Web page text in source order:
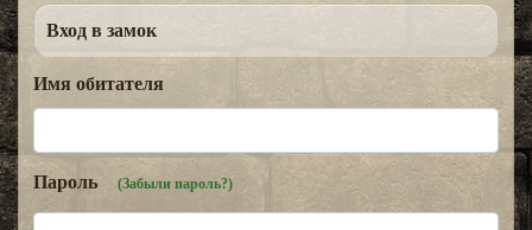
Вход в замок
Имя обитателя
Пароль (Забыли пароль?)